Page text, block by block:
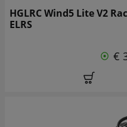
HGLRC Wind5 Lite V2
ELRS
€